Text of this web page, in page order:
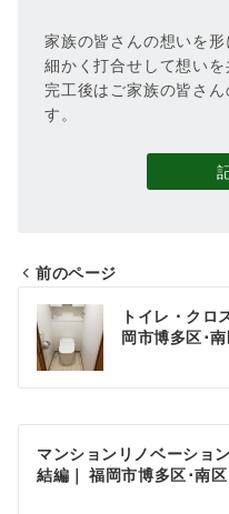
家族の皆さんの想いを形
細かく打合せして想いを
完工後はご家族の皆さ
す。
投
稿
ナ
ビ
ゲ
ー
前のページ
トイレ・クロ
岡市博多区･
マンションリノベーショ
結編｜ 福岡市博多区･南